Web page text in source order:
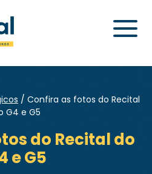
Confira as fotos do Recital
G4 e G5
do Recital do
e G5